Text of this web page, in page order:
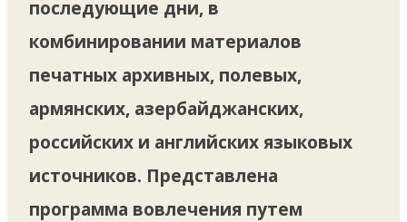
последующие дни, в
комбинировании материалов
печатных архивных, полевых,
армянских, азербайджанских,
российских и английских языковых
источников. Представлена
программа вовлечения путем